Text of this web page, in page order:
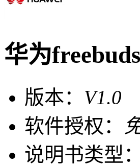
华为
版本： V1.0
软件授权：
说明书类型：